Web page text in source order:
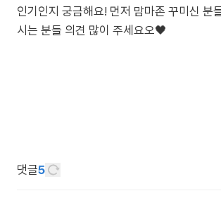
인기인지 궁금해요! 먼저 맘마존 꾸미신 분
시는 분들 의견 많이 주세요오🖤
댓글5